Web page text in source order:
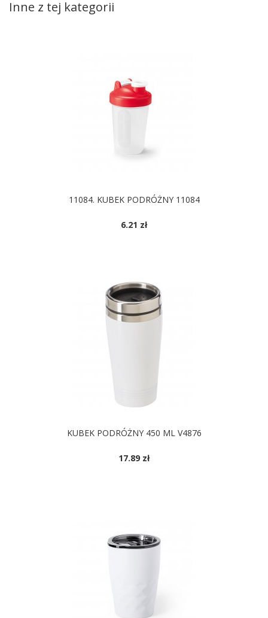
Inne z tej kategorii
11084. KUBEK PODRÓŻNY 11084
6.21 zł
KUBEK PODRÓŻNY 450 ML V4876
17.89 zł